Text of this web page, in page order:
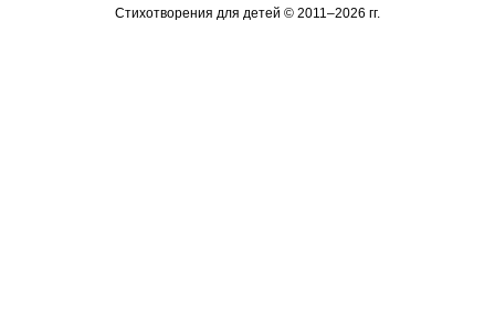
Стихотворения для детей © 2011–2026 гг.